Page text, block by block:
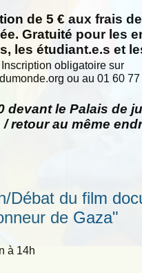
de 5 € aux frais
Gratuité pour les
les étudiant.e.s et
Inscription obligatoire sur
ou au 01 60
devant le Palais de
/ retour au même
Débat du film
de Gaza"
à 14h